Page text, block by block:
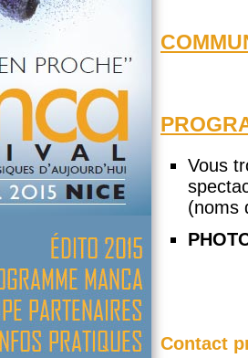
Vous
(noms
Contact